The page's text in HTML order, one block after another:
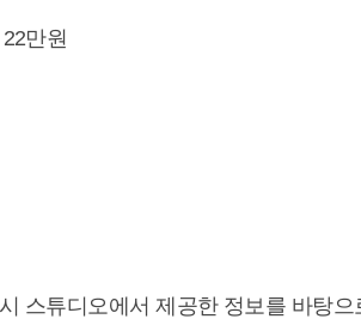
만원
스튜디오에서 제공한 정보를 바탕